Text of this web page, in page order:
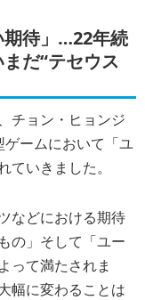
期待」…22年続
だ“テセウス
チョン・ヒョンジ
ゲームにおいて「ユ
いきました。
などにおける期待
の」そして「ユー
って満たされま
幅に変わることは